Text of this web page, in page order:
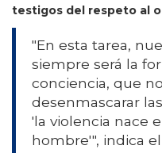
testigos del respeto al
"En esta tarea,
siempre será la
conciencia, que
desenmascarar
'la violencia nace
hombre'", indica